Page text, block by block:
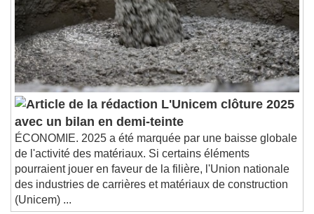
L'Unicem clôture 2025
avec un bilan en demi-teinte
ÉCONOMIE. 2025 a été marquée par une baisse globale
de l'activité des matériaux. Si certains éléments
pourraient jouer en faveur de la filière, l'Union nationale
des industries de carrières et matériaux de construction
(Unicem) ...